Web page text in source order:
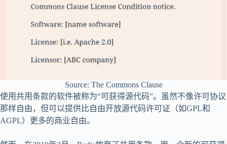
Source: The Commons Clause
使用共用条款的软件被称为“可获得源代码”。虽然不像许可协议
那样自由，但可以提供比自由开放源代码许可证（如GPL和
AGPL）更多的商业自由。